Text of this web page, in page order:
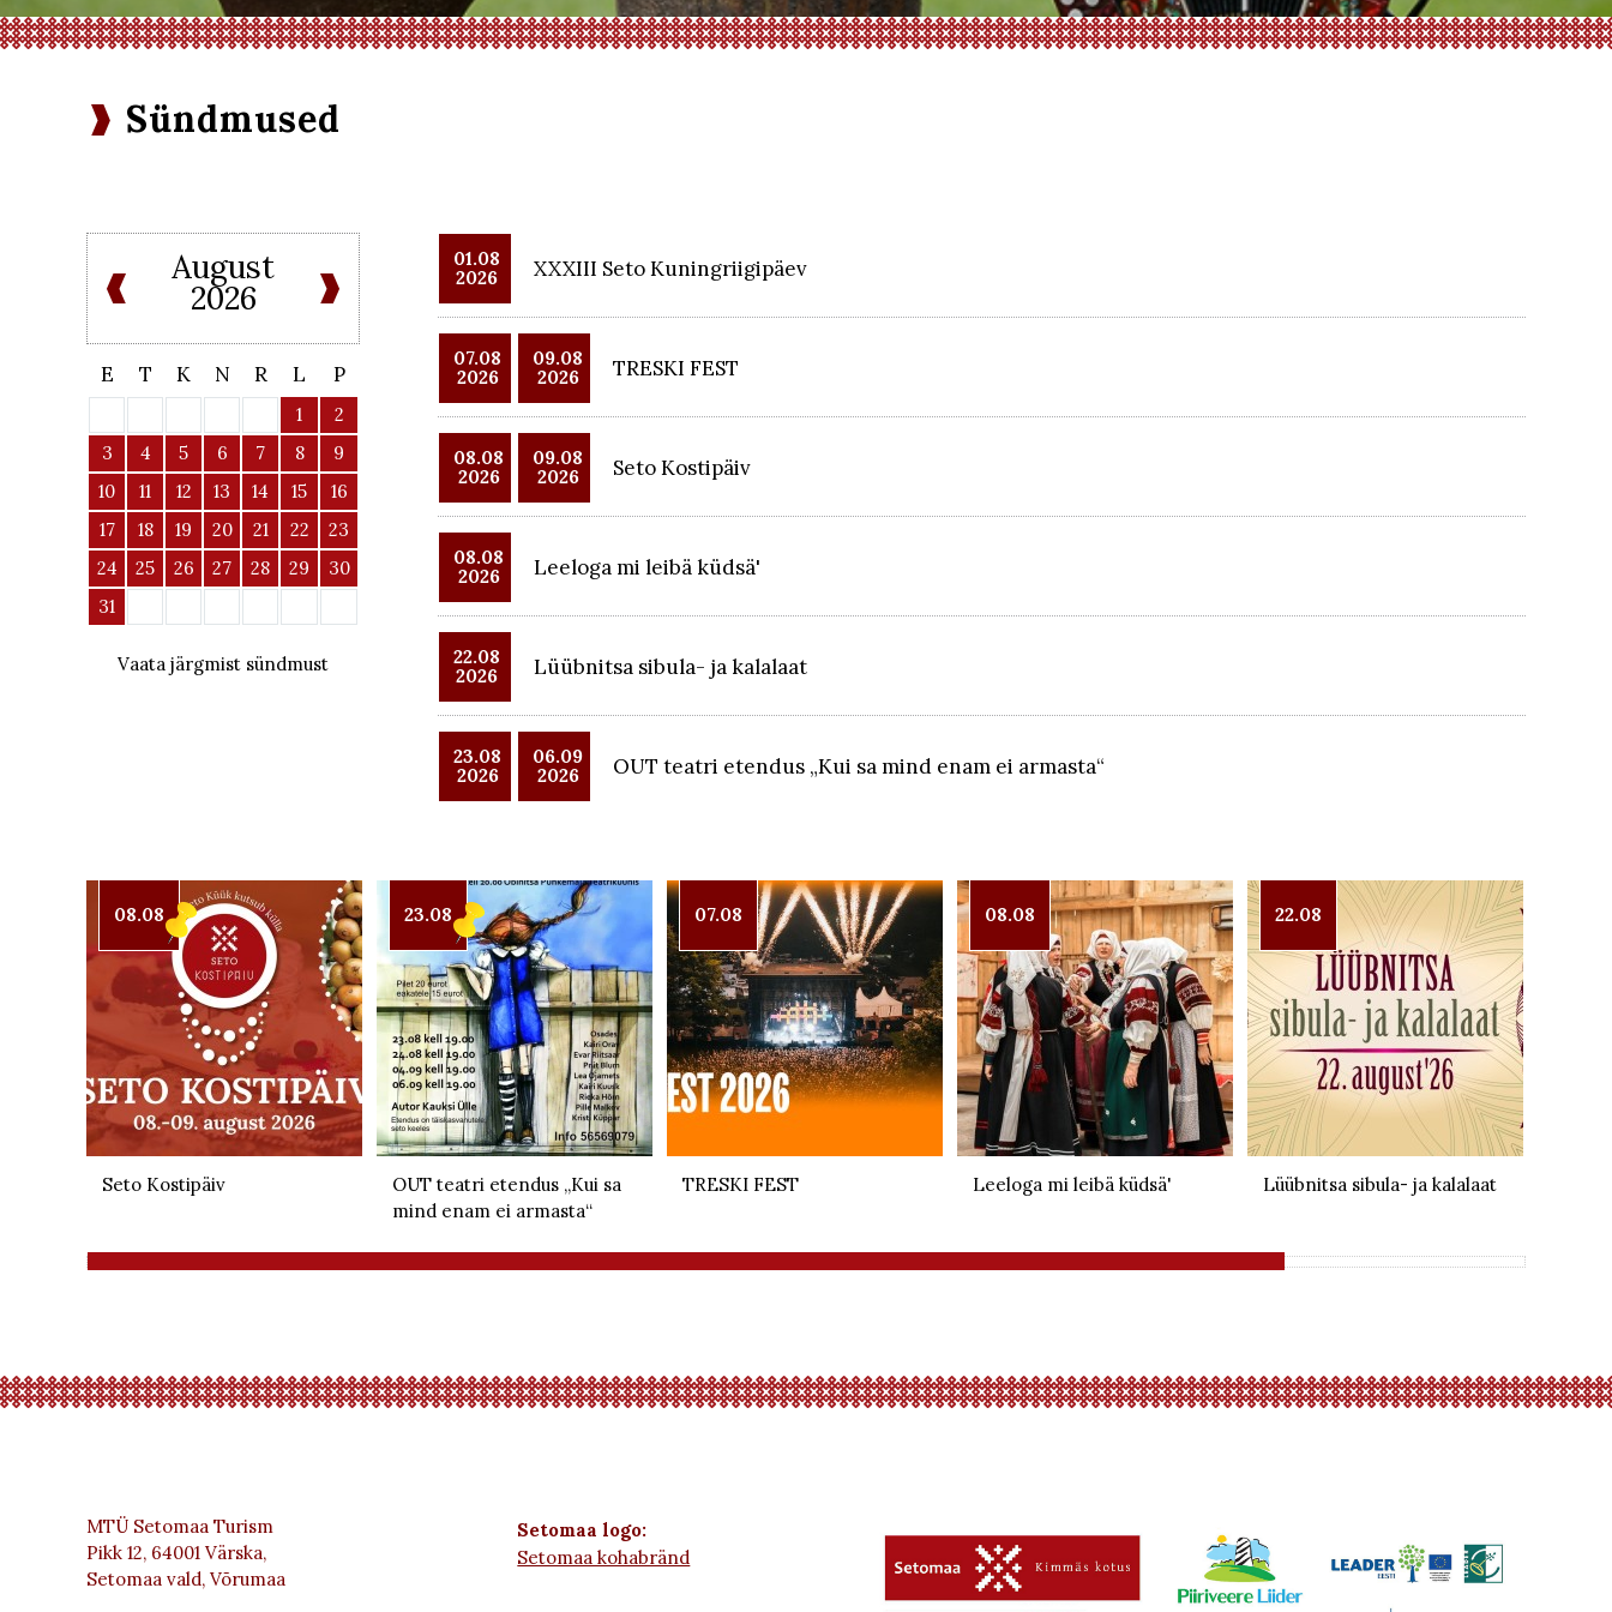
Sündmused
August
2026
E T K N R L P
1
2
3
4 5 6 7 8
9
10
11 12 13 14 15
16
17
18 19 20 21 22
23
24
25 26 27 28 29
30
31
Vaata järgmist sündmust
01.08
2026
XXXIII Seto Kuningriigipäev
07.08
2026
09.08
2026
TRESKI FEST
08.08
2026
09.08
2026
Seto Kostipäiv
08.08
2026
Leeloga mi leibä küdsä'
22.08
2026
Lüübnitsa sibula- ja kalalaat
23.08
2026
06.09
2026
OUT teatri etendus „Kui sa mind enam ei armasta“
08.08
Seto Kostipäiv
23.08
OUT teatri etendus „Kui sa
mind enam ei armasta“
07.08
TRESKI FEST
08.08
Leeloga mi leibä küdsä'
22.08
Lüübnitsa sibula- ja kalalaat
MTÜ Setomaa Turism
Pikk 12, 64001 Värska,
Setomaa vald, Võrumaa
Setomaa logo:
Setomaa kohabränd